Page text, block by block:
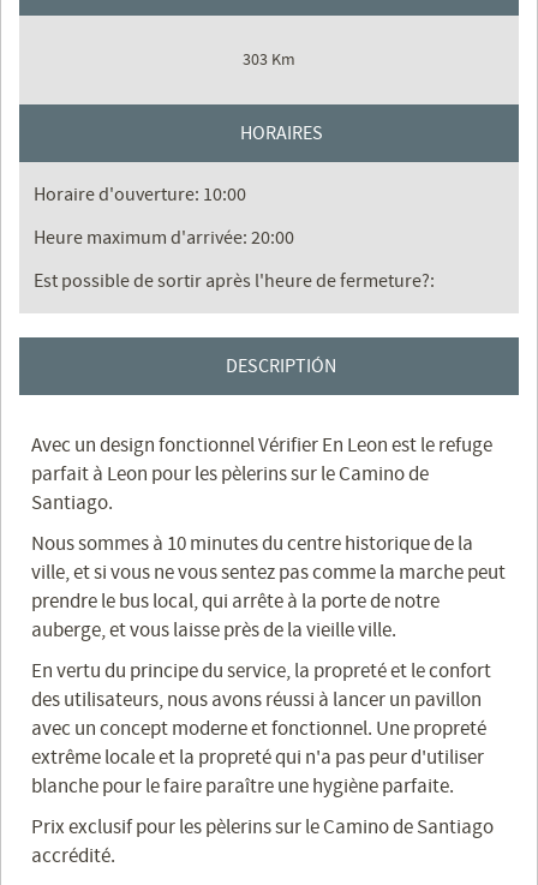
303 Km
HORAIRES
Horaire d'ouverture: 10:00
Heure maximum d'arrivée: 20:00
Est possible de sortir après l'heure de fermeture?:
DESCRIPTIÓN
Avec un design fonctionnel Vérifier En Leon est le refuge
parfait à Leon pour les pèlerins sur le Camino de
Santiago.
Nous sommes à 10 minutes du centre historique de la
ville, et si vous ne vous sentez pas comme la marche peut
prendre le bus local, qui arrête à la porte de notre
auberge, et vous laisse près de la vieille ville.
En vertu du principe du service, la propreté et le confort
des utilisateurs, nous avons réussi à lancer un pavillon
avec un concept moderne et fonctionnel. Une propreté
extrême locale et la propreté qui n'a pas peur d'utiliser
blanche pour le faire paraître une hygiène parfaite.
Prix ​​exclusif pour les pèlerins sur le Camino de Santiago
accrédité.